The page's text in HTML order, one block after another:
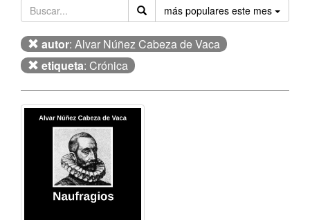
más populares este mes
autor: Alvar Núñez Cabeza de Vaca
etiqueta: Crónica